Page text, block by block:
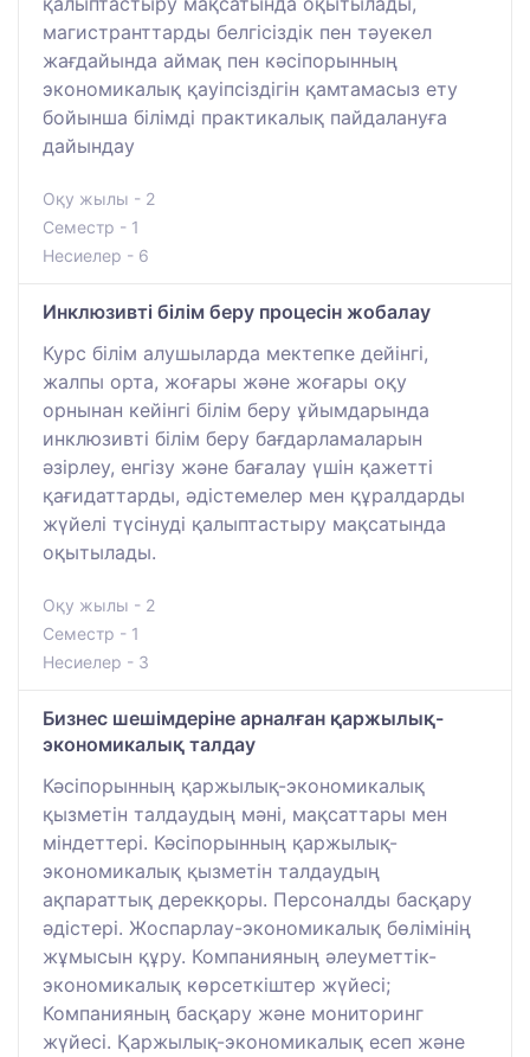
магистранттарды белгісіздік пен тәуекел
жағдайында аймақ пен кәсіпорынның
экономикалық қауіпсіздігін қамтамасыз ету
бойынша білімді практикалық пайдалануға
дайындау
Оқу жылы - 2
Семестр - 1
Несиелер - 6
Инклюзивті білім беру процесін жобалау
Курс білім алушыларда мектепке дейінгі,
жалпы орта, жоғары және жоғары оқу
орнынан кейінгі білім беру ұйымдарында
инклюзивті білім беру бағдарламаларын
әзірлеу, енгізу және бағалау үшін қажетті
қағидаттарды, әдістемелер мен құралдарды
жүйелі түсінуді қалыптастыру мақсатында
оқытылады.
Оқу жылы - 2
Семестр - 1
Несиелер - 3
Бизнес шешімдеріне арналған қаржылық-
экономикалық талдау
Кәсіпорынның қаржылық-экономикалық
қызметін талдаудың мәні, мақсаттары мен
міндеттері. Кәсіпорынның қаржылық-
экономикалық қызметін талдаудың
ақпараттық дерекқоры. Персоналды басқару
әдістері. Жоспарлау-экономикалық бөлімінің
жұмысын құру. Компанияның әлеуметтік-
экономикалық көрсеткіштер жүйесі;
Компанияның басқару және мониторинг
жүйесі. Қаржылық-экономикалық есеп және